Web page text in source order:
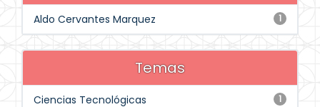
1
Aldo Cervantes Marquez
Temas
1
Ciencias Tecnológicas